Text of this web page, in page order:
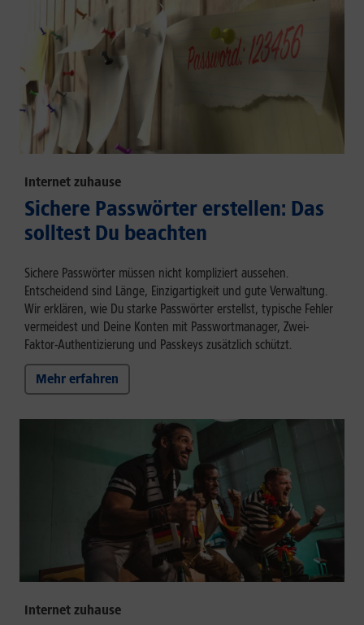
Internet zuhause
Sichere Passwörter erstellen: Das
solltest Du beachten
Sichere Passwörter müssen nicht kompliziert aussehen.
Entscheidend sind Länge, Einzigartigkeit und gute Verwaltung.
Wir erklären, wie Du starke Passwörter erstellst, typische Fehler
vermeidest und Deine Konten mit Passwortmanager, Zwei-
Faktor-Authentizierung und Passkeys zusätzlich schützt.
Mehr erfahren
Internet zuhause